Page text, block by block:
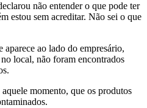
não entender o que pode ter
estou sem acreditar. Não sei o que
ao lado do empresário,
local, não foram encontrados
momento, que os produtos